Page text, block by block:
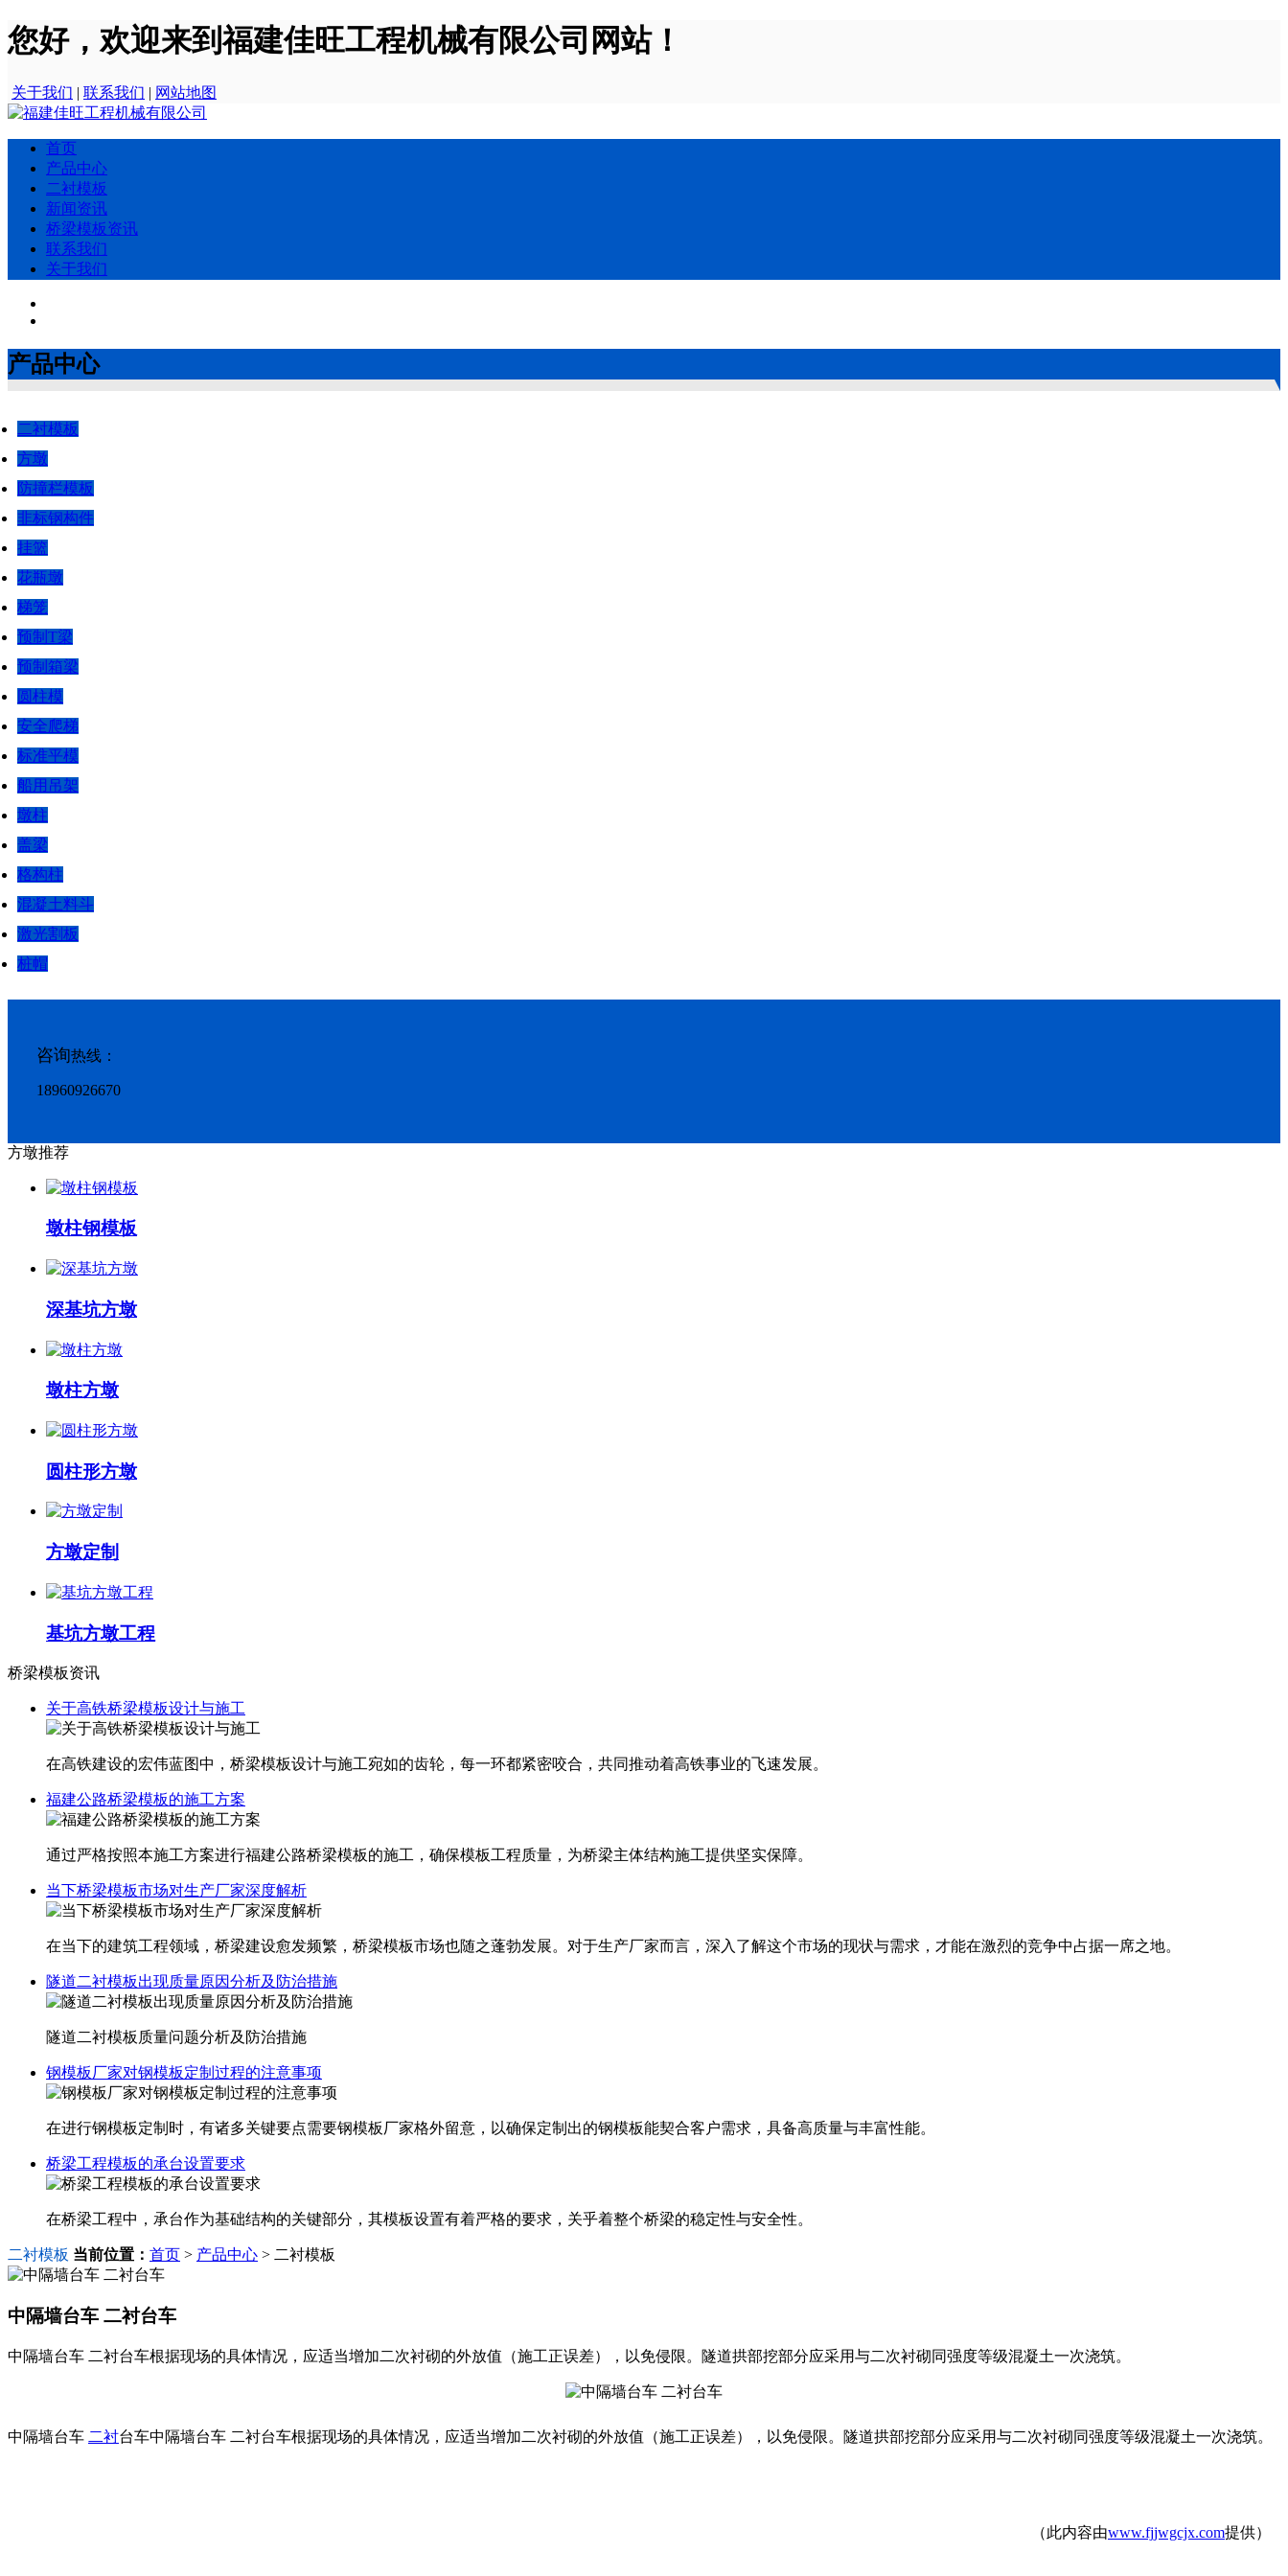
您好，欢迎来到福建佳旺工程机械有限公司网站！
关于我们 | 联系我们 | 网站地图
首页
产品中心
二衬模板
新闻资讯
桥梁模板资讯
联系我们
关于我们
产品中心
二衬模板
方墩
防撞栏模板
非标钢构件
挂篮
花瓶墩
梯笼
预制T梁
预制箱梁
圆柱模
安全爬梯
标准平模
船用吊架
墩柱
盖梁
格构柱
混凝土料斗
激光割板
桩帽
咨询热线：
18960926670
方墩推荐
墩柱钢模板
深基坑方墩
墩柱方墩
圆柱形方墩
方墩定制
基坑方墩工程
桥梁模板资讯
关于高铁桥梁模板设计与施工
在高铁建设的宏伟蓝图中，桥梁模板设计与施工宛如的齿轮，每一环都紧密咬合，共同推动着高铁事业的飞速发展。
福建公路桥梁模板的施工方案
通过严格按照本施工方案进行福建​公路桥梁模板的施工，确保模板工程质量，为桥梁主体结构施工提供坚实保障。
当下桥梁模板市场对生产厂家深度解析
在当下的建筑工程领域，桥梁建设愈发频繁，桥梁模板市场也随之蓬勃发展。对于生产厂家而言，深入了解这个市场的现状与需求，才能在激烈的竞争中占据一席之地。
隧道二衬模板出现质量原因分析及防治措施
隧道二衬模板质量问题分析及防治措施
钢模板厂家对钢模板定制过程的注意事项
在进行钢模板定制时，有诸多关键要点需要钢模板厂家格外留意，以确保定制出的钢模板能契合客户需求，具备高质量与丰富性能。
桥梁工程模板的承台设置要求
在桥梁工程中，承台作为基础结构的关键部分，其模板设置有着严格的要求，关乎着整个桥梁的稳定性与安全性。
二衬模板 当前位置： 首页 > 产品中心 > 二衬模板
中隔墙台车 二衬台车
中隔墙台车 二衬台车根据现场的具体情况，应适当增加二次衬砌的外放值（施工正误差），以免侵限。隧道拱部挖部分应采用与二次衬砌同强度等级混凝土一次浇筑。
中隔墙台车 二衬台车中隔墙台车 二衬台车根据现场的具体情况，应适当增加二次衬砌的外放值（施工正误差），以免侵限。隧道拱部挖部分应采用与二次衬砌同强度等级混凝土一次浇筑。
（此内容由www.fjjwgcjx.com提供）